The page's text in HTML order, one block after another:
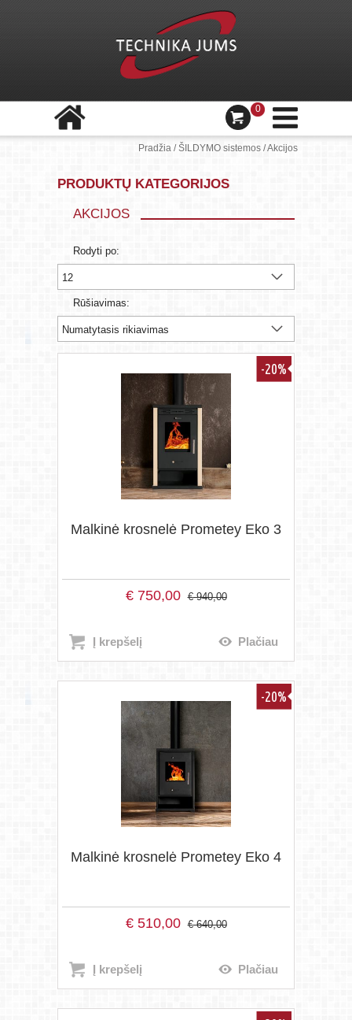
0
Pradžia /ŠILDYMO sistemos /Akcijos
PRODUKTŲ KATEGORIJOS
AKCIJOS
Rodyti po:
Rūšiavimas:
-20%
Malkinė krosnelė Prometey Eko 3
€750,00 €940,00
Į krepšelį Plačiau
-20%
Malkinė krosnelė Prometey Eko 4
€510,00 €640,00
Į krepšelį Plačiau